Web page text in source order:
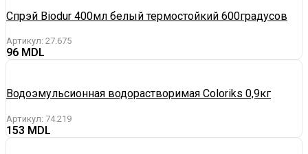
Спрэй Biodur 400мл белый термостойкий 600градусов
Артикул: 27.675
96
Водоэмульсионная водорастворимая Coloriks 0,9кг
Артикул: 74.219
153